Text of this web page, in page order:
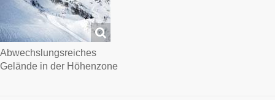
Abwechslungsreiches
Gelände in der Höhenzone